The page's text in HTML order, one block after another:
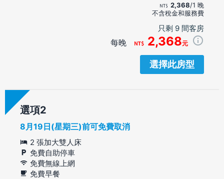
2,368/1 晚
不含稅金和服務費
只剩 9 間客房
每晚 2,368元
選擇此房型
選項
8月19日(星期三)前可免費取消
2 張加大雙人床
免費自助停車
免費無線上網
免費早餐